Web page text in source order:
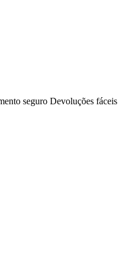
seguro Devoluções fáceis